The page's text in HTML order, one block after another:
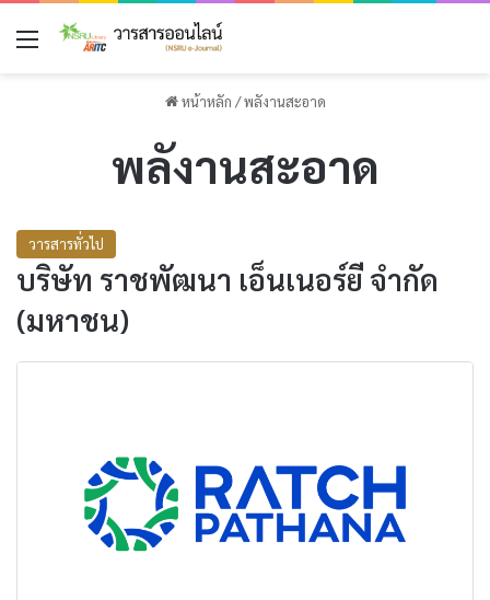
เมนู
หน้าหลัก / พลังานสะอาด
พลังานสะอาด
วารสารทั่วไป
บริษัท ราชพัฒนา เอ็นเนอร์ยี จำกัด
(มหาชน)